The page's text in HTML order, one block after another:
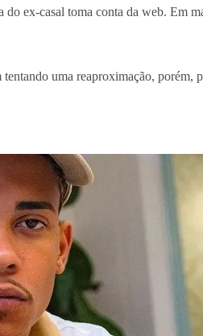
ex-casal toma conta da web. Em
uma reaproximação,